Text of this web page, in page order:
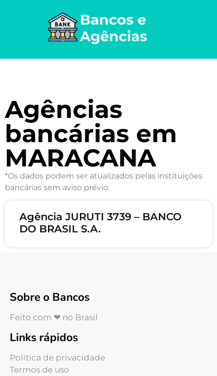
Agências
bancárias em
MARACANA
*Os dados podem ser atualizados pelas instituições
bancárias sem aviso prévio.
Agência JURUTI 3739 – BANCO
DO BRASIL S.A.
Sobre o Bancos
Feito com ❤ no Brasil
Links rápidos
Política de privacidade
Termos de uso